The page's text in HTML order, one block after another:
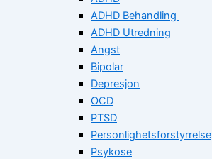
ADHD Behandling
ADHD Utredning
Angst
Bipolar
Depresjon
OCD
PTSD
Personlighetsforstyrrelse
Psykose